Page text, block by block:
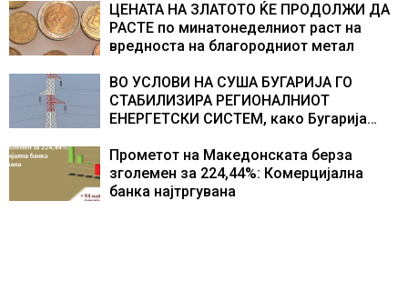
Хрватска
ЦЕНАТА НА ЗЛАТОТО ЌЕ ПРОДОЛЖИ ДА
РАСТЕ по минатонеделниот раст на
вредноста на благородниот метал
ВО УСЛОВИ НА СУША БУГАРИЈА ГО
СТАБИЛИЗИРА РЕГИОНАЛНИОТ
ЕНЕРГЕТСКИ СИСТЕМ, како Бугарија
складирање на енергија од батерии
Прометот на Македонската берза
зголемен за 224,44%: Комерцијална
банка најтргувана